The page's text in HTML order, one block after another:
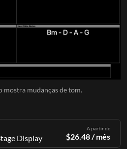
Display
A partir de
$26.48/ mês
mostra mudanças de tom.